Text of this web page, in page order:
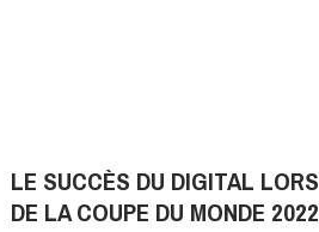
LE SUCCÈS DU DIGITAL LORS
DE LA COUPE DU MONDE 2022